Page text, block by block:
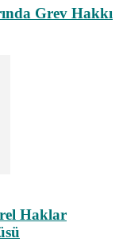
Grev Hakkı
Haklar